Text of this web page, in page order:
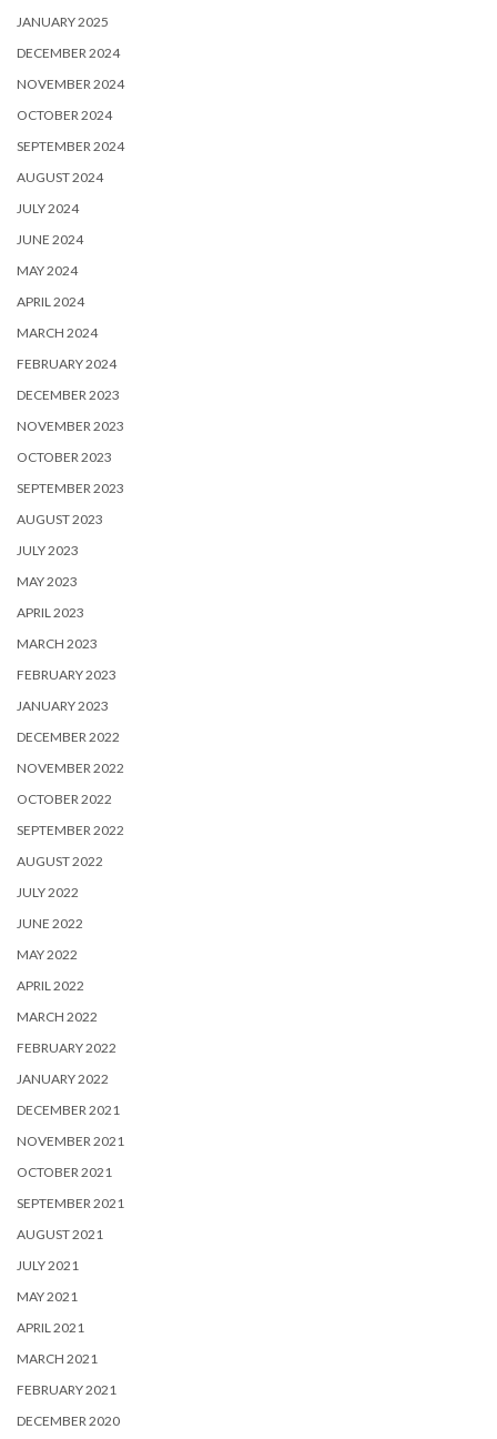
JANUARY 2025
DECEMBER 2024
NOVEMBER 2024
OCTOBER 2024
SEPTEMBER 2024
AUGUST 2024
JULY 2024
JUNE 2024
MAY 2024
APRIL 2024
MARCH 2024
FEBRUARY 2024
DECEMBER 2023
NOVEMBER 2023
OCTOBER 2023
SEPTEMBER 2023
AUGUST 2023
JULY 2023
MAY 2023
APRIL 2023
MARCH 2023
FEBRUARY 2023
JANUARY 2023
DECEMBER 2022
NOVEMBER 2022
OCTOBER 2022
SEPTEMBER 2022
AUGUST 2022
JULY 2022
JUNE 2022
MAY 2022
APRIL 2022
MARCH 2022
FEBRUARY 2022
JANUARY 2022
DECEMBER 2021
NOVEMBER 2021
OCTOBER 2021
SEPTEMBER 2021
AUGUST 2021
JULY 2021
MAY 2021
APRIL 2021
MARCH 2021
FEBRUARY 2021
DECEMBER 2020